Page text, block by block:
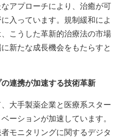
アプローチにより、治癒が可
入っています。規制緩和によ
こうした革新的治療法の市場
新たな成長機会をもたらすと
連携が加速する技術革新
大手製薬企業と医療系スター
ーションが加速しています。
モニタリングに関するデジタ